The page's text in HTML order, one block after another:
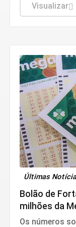
Visualizar
Últimas
Bolão de
milhões da
Os números